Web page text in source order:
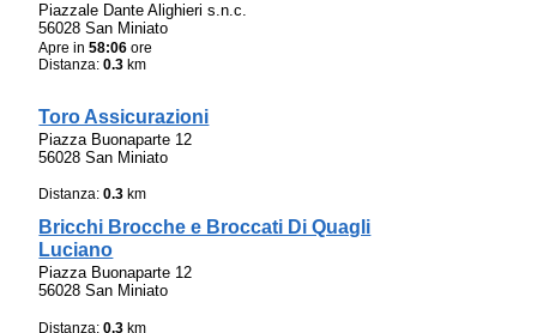
Piazzale Dante Alighieri s.n.c.
56028 San Miniato
Apre in58:06 ore
Distanza:0.3 km
Toro Assicurazioni
Piazza Buonaparte 12
56028 San Miniato
Distanza:0.3 km
Bricchi Brocche e Broccati Di Quagli
Luciano
Piazza Buonaparte 12
56028 San Miniato
Distanza:0.3 km